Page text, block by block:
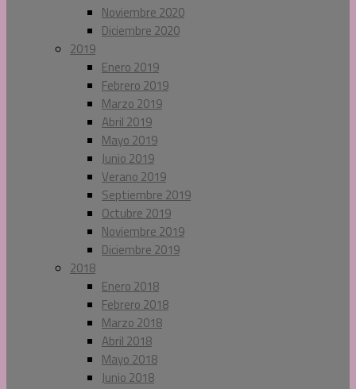
Noviembre 2020
Diciembre 2020
2019
Enero 2019
Febrero 2019
Marzo 2019
Abril 2019
Mayo 2019
Junio 2019
Verano 2019
Septiembre 2019
Octubre 2019
Noviembre 2019
Diciembre 2019
2018
Enero 2018
Febrero 2018
Marzo 2018
Abril 2018
Mayo 2018
Junio 2018